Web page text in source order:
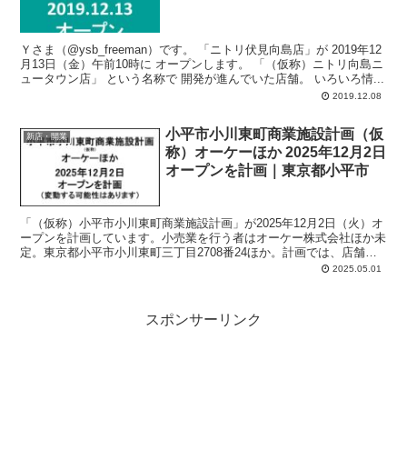
Ｙさま（@ysb_freeman）です。 「ニトリ伏見向島店」が 2019年12
月13日（金）午前10時に オープンします。 「（仮称）ニトリ向島ニ
ュータウン店」 という名称で 開発が進んでいた店舗。 いろいろ情...
2019.12.08
新店・開業
小平市小川東町商業施設計画（仮
称）オーケーほか 2025年12月2日
オープンを計画｜東京都小平市
「（仮称）小平市小川東町商業施設計画」が2025年12月2日（火）オ
ープンを計画しています。小売業を行う者はオーケー株式会社ほか未
定。東京都小平市小川東町三丁目2708番24ほか。計画では、店舗面
積：5,075平方メートル、駐車場：235台、駐輪場：270台、営業時
2025.05.01
スポンサーリンク